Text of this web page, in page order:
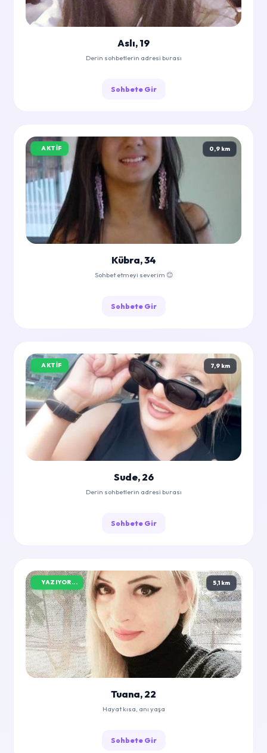
Aslı, 19
Derin sohbetlerin adresi burası
Sohbete Gir
AKTIF 0,9 km
Kübra, 34
Sohbet etmeyi severim 😊
Sohbete Gir
AKTIF 7,9 km
Sude, 26
Derin sohbetlerin adresi burası
Sohbete Gir
YAZIYOR... 5,1 km
Tuana, 22
Hayat kısa, anı yaşa
Sohbete Gir